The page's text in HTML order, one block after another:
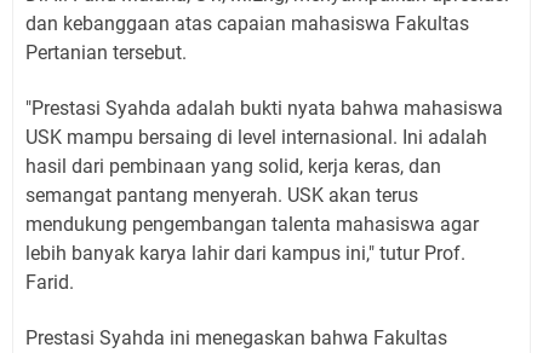
dan kebanggaan atas capaian mahasiswa Fakultas
Pertanian tersebut.
​"Prestasi Syahda adalah bukti nyata bahwa mahasiswa
USK mampu bersaing di level internasional. Ini adalah
hasil dari pembinaan yang solid, kerja keras, dan
semangat pantang menyerah. USK akan terus
mendukung pengembangan talenta mahasiswa agar
lebih banyak karya lahir dari kampus ini," tutur Prof.
Farid.
​Prestasi Syahda ini menegaskan bahwa Fakultas